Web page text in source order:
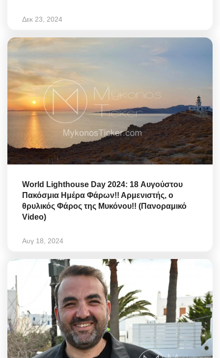
Δεκ 23, 2024
World Lighthouse Day 2024: 18 Αυγούστου
Πακόσμια Ημέρα Φάρων!! Αρμενιστής, ο
θρυλικός Φάρος της Μυκόνου!! (Πανοραμικό
Video)
Αυγ 18, 2024